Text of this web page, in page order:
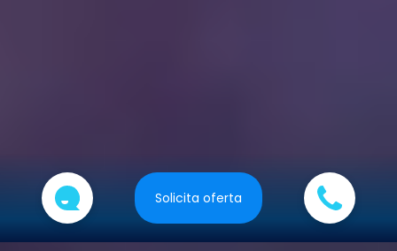
Solicita oferta